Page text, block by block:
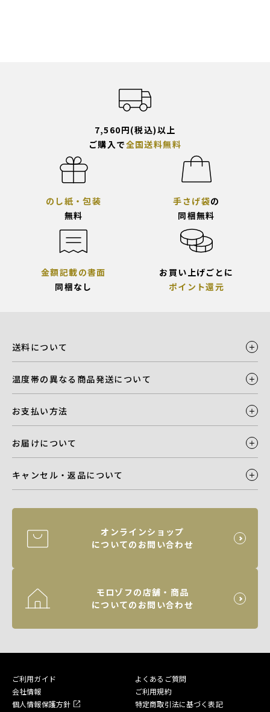
7,560円(税込)以上
ご購入で全国送料無料
のし紙・包装
無料
手さげ袋の
同梱無料
金額記載の書面
同梱なし
お買い上げごとに
ポイント還元
送料について
温度帯の異なる商品発送について
お支払い方法
お届けについて
キャンセル・返品について
オンラインショップ
についてのお問い合わせ
モロゾフの店舗・商品
についてのお問い合わせ
ご利用ガイド
よくあるご質問
会社情報
ご利用規約
個人情報保護方針
特定商取引法に基づく表記